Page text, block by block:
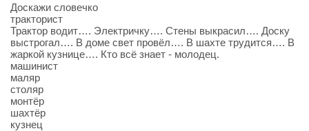
Доскажи словечко
тракторист
Трактор водит…. Электричку…. Стены выкрасил…. Доску
выстрогал…. В доме свет провёл…. В шахте трудится…. В
жаркой кузнице…. Кто всё знает - молодец.
машинист
маляр
столяр
монтёр
шахтёр
кузнец